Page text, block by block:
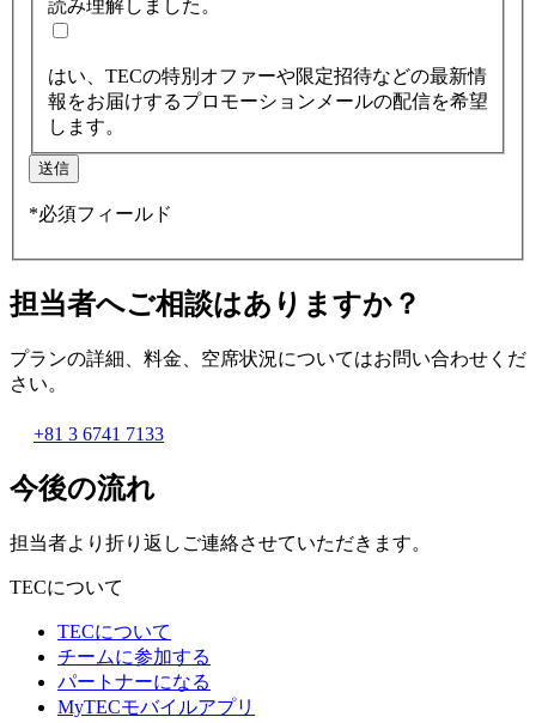
読み理解しました。
はい、TECの特別オファーや限定招待などの最新情
報をお届けするプロモーションメールの配信を希望
します。
送信
*必須フィールド
担当者へご相談はありますか？
プランの詳細、料金、空席状況についてはお問い合わせくだ
さい。
+81 3 6741 7133
今後の流れ
担当者より折り返しご連絡させていただきます。
TECについて
TECについて
チームに参加する
パートナーになる
MyTECモバイルアプリ